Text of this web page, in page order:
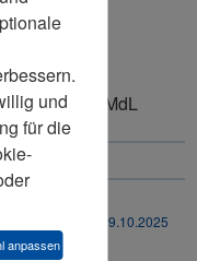
und
für die
anpassen
Krauß MdL
09.10.2025